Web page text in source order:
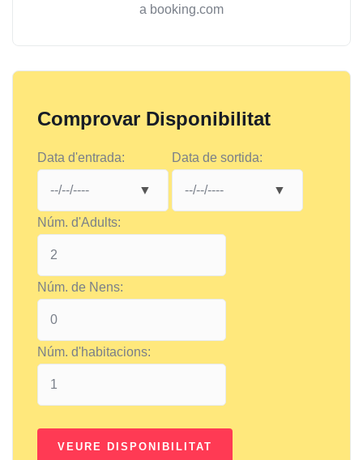
a booking.com
Comprovar Disponibilitat
Data d'entrada: Data de sortida:
Núm. d'Adults:
Núm. de Nens:
Núm. d'habitacions: